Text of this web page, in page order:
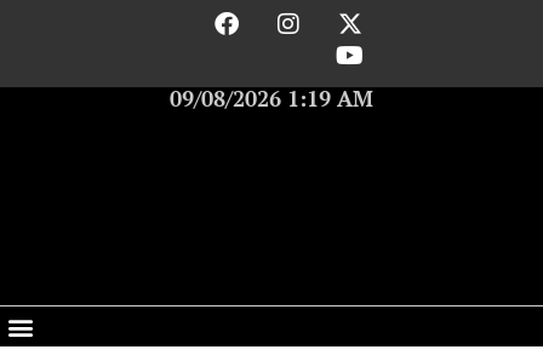
09/08/2026 1:19 AM